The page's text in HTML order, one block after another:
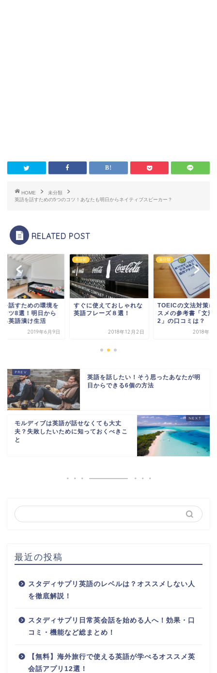
HOME
未分類
英語を話すための5つのコツ！あなたも明日からネイティブスピーカー？
RELATED POST
を話すための環境を
コツ8選！明日から
る英語漬け生活
2019年6月9日
未分類
すぐに使えておしゃれな
英語フレーズ８選！
2018年12月2日
未分類
TOEICの文法対策に
スメの参考書「文法
2」の口コミは？
2018年9
英語を話したい！そう思ったあなたが明
日からできる6個の方法
モルディブは英語が話せなくても大丈
夫？失敗したいために知っておくべきこ
と
最近の投稿
スタディサプリ英語のレベルは？オススメしない人
を徹底解説！
スタディサプリ日常英会話を始める人へ！効果・口
コミ・機能など総まとめ！
【無料】海外旅行で使える英語が学べるオススメ英
会話アプリ12選！